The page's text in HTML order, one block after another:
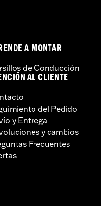
A MONTAR
de Conducción
AL CLIENTE
del Pedido
y Entrega
y cambios
Frecuentes